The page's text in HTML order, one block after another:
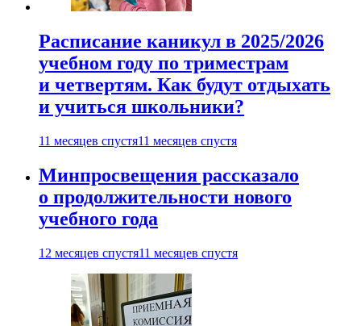
Расписание каникул в 2025/2026
учебном году по триместрам
и четвертям. Как будут отдыхать
и учиться школьники?
11 месяцев спустя11 месяцев спустя
Минпросвещения рассказало
о продолжительности нового
учебного года
12 месяцев спустя11 месяцев спустя